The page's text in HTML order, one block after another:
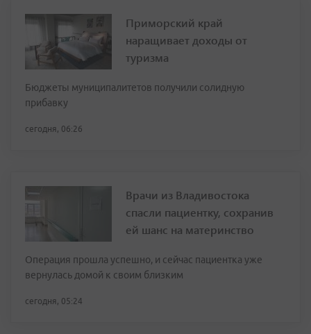
Приморский край
наращивает доходы от
туризма
Бюджеты муниципалитетов получили солидную
прибавку
сегодня, 06:26
Врачи из Владивостока
спасли пациентку, сохранив
ей шанс на материнство
Операция прошла успешно, и сейчас пациентка уже
вернулась домой к своим близким
сегодня, 05:24